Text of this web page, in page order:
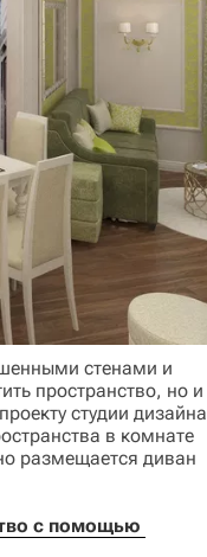
стенами и
пространство, но и
студии дизайна
в комнате
размещается диван
с помощью